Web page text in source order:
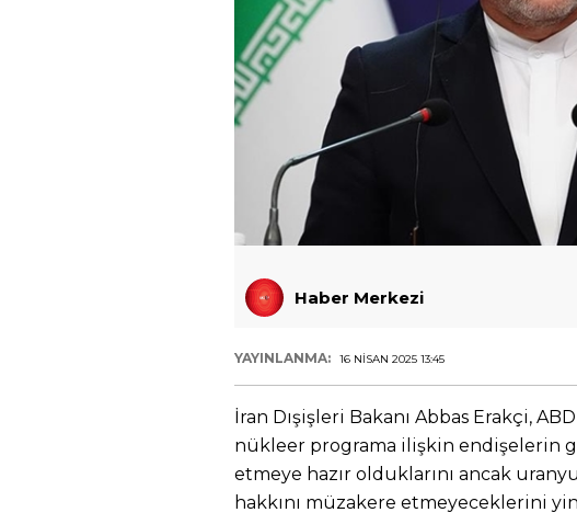
Haber Merkezi
YAYINLANMA: 16 NISAN 2025 13:45
İran Dışişleri Bakanı Abbas Erakçi,
nükleer programa ilişkin endişelerin
etmeye hazır olduklarını ancak
hakkını müzakere etmeyeceklerini